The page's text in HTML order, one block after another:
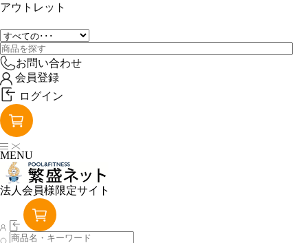
アウトレット
お問い合わせ
会員登録
ログイン
MENU
法人会員様限定サイト